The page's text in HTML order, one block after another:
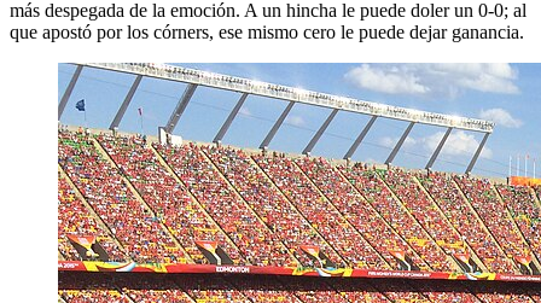
más despegada de la emoción. A un hincha le puede doler un 0-0; al
que apostó por los córners, ese mismo cero le puede dejar ganancia.